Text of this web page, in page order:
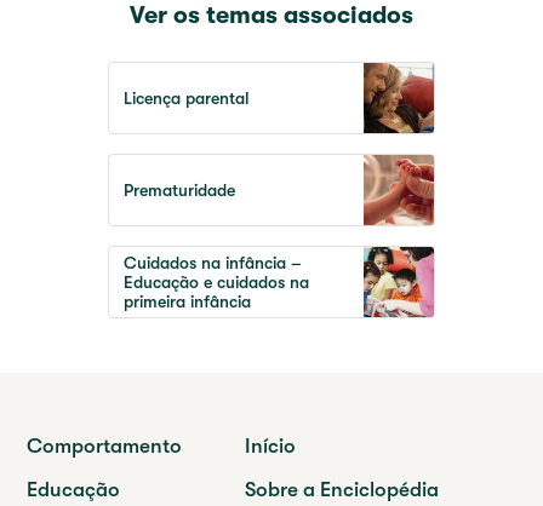
Ver os temas associados
Licença parental
Prematuridade
Cuidados na infância –
Educação e cuidados na
primeira infância
Comportamento
Educação
Início
Sobre a Enciclopédia